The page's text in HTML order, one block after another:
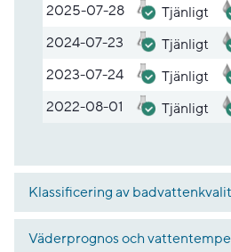
2025-07-28
Tjänligt
2024-07-23
Tjänligt
2023-07-24
Tjänligt
2022-08-01
Tjänligt
Klassificering av
Väderprognos och